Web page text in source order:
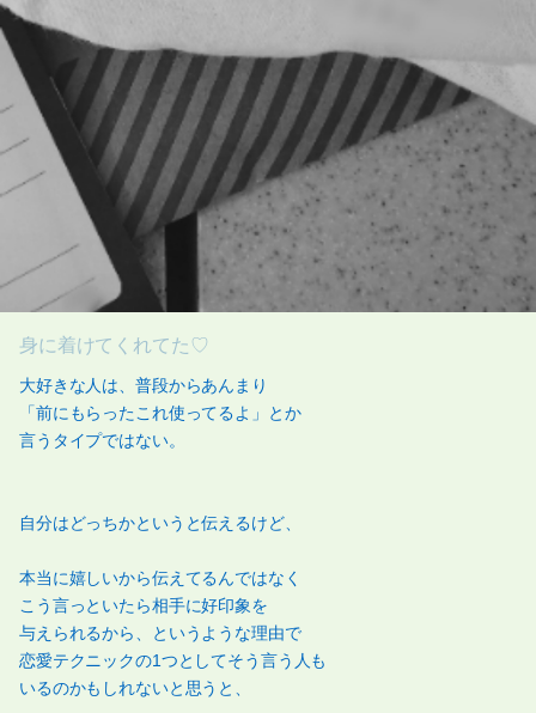
身に着けてくれてた♡
大好きな人は、普段からあんまり
「前にもらったこれ使ってるよ」とか
言うタイプではない。
自分はどっちかというと伝えるけど、
本当に嬉しいから伝えてるんではなく
こう言っといたら相手に好印象を
与えられるから、というような理由で
恋愛テクニックの1つとしてそう言う人も
いるのかもしれないと思うと、